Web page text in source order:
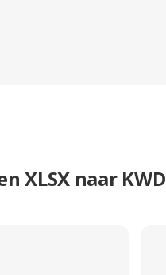
XLSX naar KWD